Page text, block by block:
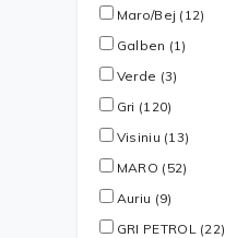
Maro/Bej (12)
Galben (1)
Verde (3)
Gri (120)
Visiniu (13)
MARO (52)
Auriu (9)
GRI PETROL (22)